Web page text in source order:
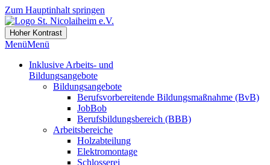
Zum Hauptinhalt springen
Hoher Kontrast
MenüMenü
Inklusive Arbeits- und
Bildungsangebote
Bildungsangebote
Berufsvorbereitende Bildungsmaßnahme (BvB)
JobBob
Berufsbildungsbereich (BBB)
Arbeitsbereiche
Holzabteilung
Elektromontage
Schlosserei